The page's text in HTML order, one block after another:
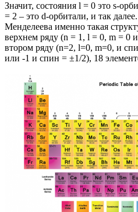
Значит, состояния l = 0 это s-
= 2 – это d-орбитали, и так
Менделеева именно такая
верхнем ряду (n = 1, l = 0, m = 0
втором ряду (n=2, l=0, m=0, и
или -1 и спин = ±1/2), 18